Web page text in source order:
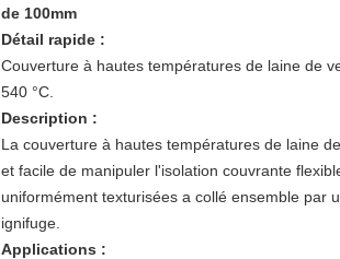
de 100mm
Détail rapide :
Couverture à hautes températures de laine de
540 °C.
Description :
La couverture à hautes températures de laine
et facile de manipuler l'isolation couvrante
uniformément texturisées a collé ensemble par
ignifuge.
Applications :